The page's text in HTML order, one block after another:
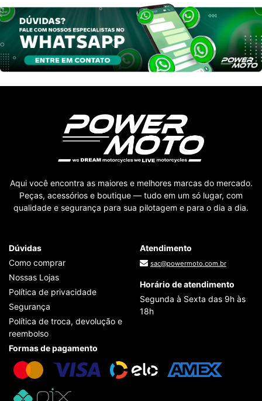
Aqui você encontra as maiores e melhores marcas do mercado.
Peças, acessórios e boutique — tudo em um só lugar, com
qualidade e segurança para sua pilotagem e para o dia a dia.
Dúvidas
Como comprar
Nossas Lojas
Política de privacidade
Segurança
Política de troca, devolução e
reembolso
Atendimento
sac@powermoto.com.br
Horário de atendimento
Segunda à Sexta das 9h às
18h
Formas de pagamento